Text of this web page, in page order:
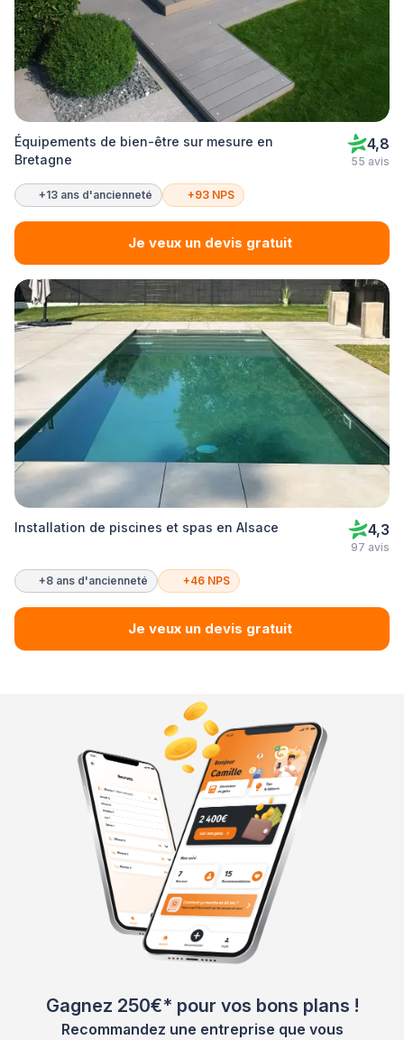
Équipements de bien-être sur mesure en
Bretagne
4,8
55 avis
+13 ans d'ancienneté +93 NPS
Je veux un devis gratuit
Installation de piscines et spas en Alsace 4,3
97 avis
+8 ans d'ancienneté +46 NPS
Je veux un devis gratuit
Gagnez 250€* pour vos bons plans !
Recommandez une entreprise que vous